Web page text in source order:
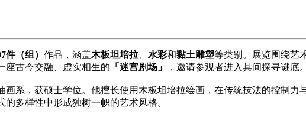
件（组） 作品，涵盖木板坦培拉 水彩和黏土雕塑等类别。展览围绕艺
座古今交融、虚实相生的 「迷宫剧场」 ，邀请参观者进入其间探寻谜底。
画系，获硕士学位。他擅长使用木板坦培拉绘画，在传统技法的控制
多样性中形成独树一帜的艺术风格。